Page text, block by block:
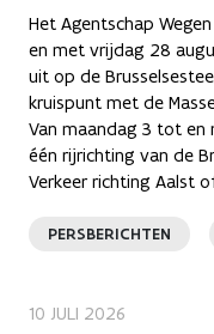
Het Agentschap
en met vrijdag 28
uit op de
kruispunt met de
Van maandag 3 tot en
één rijrichting van de
Verkeer richting Aalst
PERSBERICHTEN
10 JULI 2026